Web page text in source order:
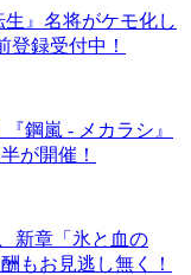
』名将がケモ化し
登録受付中！
鋼嵐 - メカラシ』
が開催！
新章「氷と血の
もお見逃し無く！